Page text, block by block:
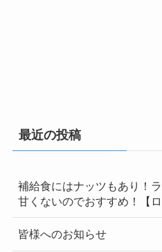
最近の投稿
補給食にはナッツもあり！
甘くないのでおすすめ！【
皆様へのお知らせ